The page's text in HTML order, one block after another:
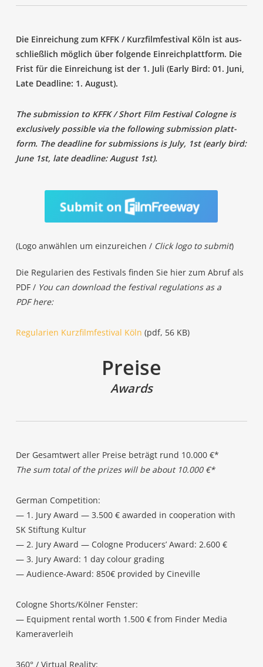
Die Ein­rei­chung zum KFFK / Kurz­film­fes­ti­val Köln ist aus­
schließ­lich mög­lich über fol­gen­de Ein­reich­platt­form. Die
Frist für die Ein­rei­chung ist der 1. Juli (Ear­ly Bird: 01. Juni,
Late Dead­line: 1. August).
The sub­mis­si­on to KFFK / Short Film Fes­ti­val Colo­gne is
exclu­si­ve­ly pos­si­ble via the fol­lo­wing sub­mis­si­on platt­
form. The dead­line for sub­mis­si­ons is July, 1st (ear­ly bird:
June 1st, late dead­line: August 1st).
(Logo anwäh­len um ein­zu­rei­chen / Click logo to sub­mit)
Die Regu­la­ri­en des Fes­ti­vals fin­den Sie hier zum Abruf als
PDF / You can down­load the fes­ti­val regu­la­ti­ons as a
PDF here:
Regu­la­ri­en Kurz­film­fes­ti­val Köln (pdf, 56 KB)
Prei­se
Awards
Der Gesamt­wert aller Prei­se beträgt rund 10.000 €*
The sum total of the pri­zes will be about 10.000 €*
Ger­man Competition:
— 1. Jury Award — 3.500 € award­ed in coope­ra­ti­on with
SK Stif­tung Kultur
— 2. Jury Award — Colo­gne Pro­du­cers’ Award: 2.600 €
— 3. Jury Award: 1 day colour grading
— Audi­ence-Award: 850€ pro­vi­ded by Cineville
Colo­gne Shorts/Kölner Fenster:
— Equip­ment ren­tal worth 1.500 € from Fin­der Media
Kameraverleih
360° / Vir­tu­al Reality: